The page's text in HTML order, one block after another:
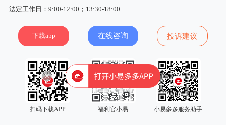
法定工作日：9:00-12:00；13:30-18:00
下载app 在线咨询 投诉建议
扫码下载APP 福利官小易 小易多多服务助手